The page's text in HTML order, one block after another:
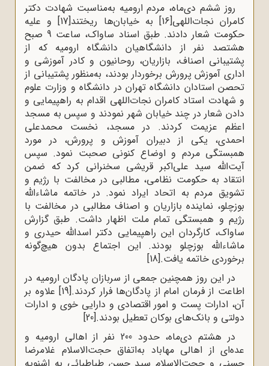
روز ششم دی‌ماه، مردم ارومیه به‌مناسبت شهادت دکتر
کامران نجات‌اللهی[16] به خیابان‌ها ریختند[17]
و علیه
حکومت شعار دادند. طبق اسناد ساواک، ساعت 9 صبح
هشتصد نفر از دانشگاهیان دانشگاه ارومیه که از
پشتیبانی اصناف، بازاریان، روحانیون و کادر آموزشی و
اداری آموزش پرورش برخوردار بودند، به‌منظور پشتیبانی از
تحصن استادان دانشگاه تهران در دانشگاه و وزارت علوم
و شهادت استاد کامران نجات‌اللهی اقدام به راهپیمایی و
دادن شعار در چند خیابان شهر نمودند و سپس به مسجد
اعظم عزیمت کردند. در مسجد، نخست محمدعلی
احمدی، یکی از دبیران آموزش و پرورش، در مورد
همبستگی مردم و اوضاع کنونی صحبت نمود. سپس
آیت‌الله سید علی‌اکبر قریشی سخنرانی کرد که ضمن
انتقاد به حکومت نظامی، مطالبی در مخالفت با رژیم و
تشویق مردم به اتحاد ایراد نمود. در خاتمه ماشاءالله
بوزچلو، نماینده بازاریان و اصناف مطالبی در مخالفت با
رژیم و همبستگی تمام ملت اظهار داشت. طبق گزارش
ساواک، کارگردان این راهپیمایی دکتر اسدالله حیدری و
ماشاءالله بوزچلو بودند. این اجتماع بدون هیچ‌گونه
برخوردی خاتمه یافت.[18]
در این روز همچنین جمعی از سربازان پادگان ارومیه در
اطاعت از فرمان امام از پادگان‌ها فرار کردند.[19]
علاوه بر
آن، ادارات پست و امور اقتصادی و دارایی خوی و ادارات
دولتی و بانک‌های بوکان تعطیل بودند.[20]
در هشتم دی‌ماه، حدود 200 نفر از اهالی ارومیه و
عده‌ای از اهالی مهاباد به‌اتفاق حجت‌الاسلام غلامرضا